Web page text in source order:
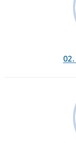
02.